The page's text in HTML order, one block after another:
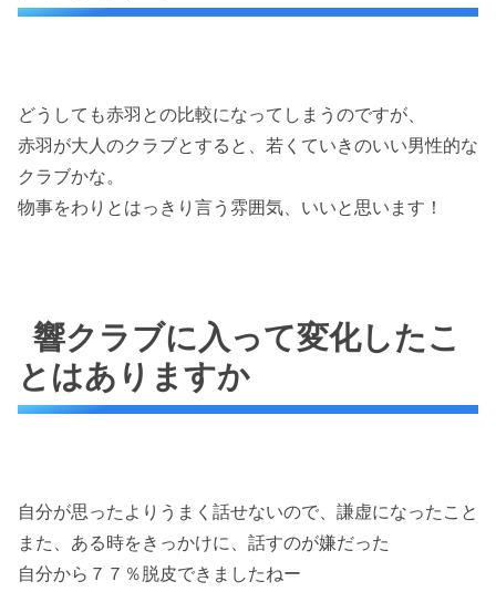
どうしても赤羽との比較になってしまうのですが、
赤羽が大人のクラブとすると、若くていきのいい男性的な
クラブかな。
物事をわりとはっきり言う雰囲気、いいと思います！
響クラブに入って変化したこ
とはありますか
自分が思ったよりうまく話せないので、謙虚になったこと
また、ある時をきっかけに、話すのが嫌だった
自分から７７％脱皮できましたねー